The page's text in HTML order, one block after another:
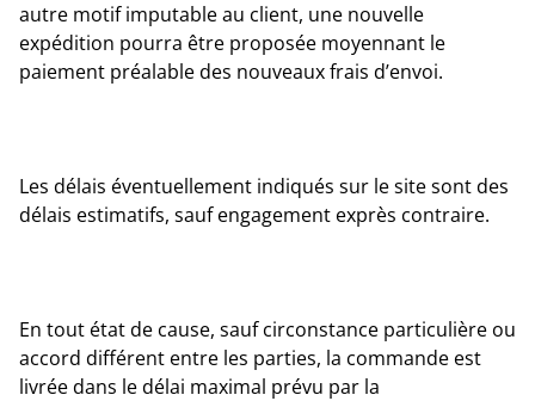
autre motif imputable au client, une nouvelle
expédition pourra être proposée moyennant le
paiement préalable des nouveaux frais d’envoi.
Les délais éventuellement indiqués sur le site sont des
délais estimatifs, sauf engagement exprès contraire.
En tout état de cause, sauf circonstance particulière ou
accord différent entre les parties, la commande est
livrée dans le délai maximal prévu par la